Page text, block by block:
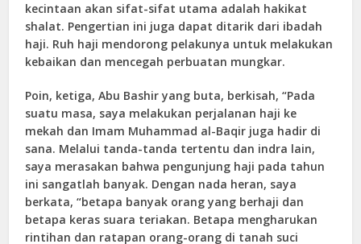
kecintaan akan sifat-sifat utama adalah hakikat
shalat. Pengertian ini juga dapat ditarik dari ibadah
haji. Ruh haji mendorong pelakunya untuk melakukan
kebaikan dan mencegah perbuatan mungkar.
Poin, ketiga, Abu Bashir yang buta, berkisah, “Pada
suatu masa, saya melakukan perjalanan haji ke
mekah dan Imam Muhammad al-Baqir juga hadir di
sana. Melalui tanda-tanda tertentu dan indra lain,
saya merasakan bahwa pengunjung haji pada tahun
ini sangatlah banyak. Dengan nada heran, saya
berkata, “betapa banyak orang yang berhaji dan
betapa keras suara teriakan. Betapa mengharukan
rintihan dan ratapan orang-orang di tanah suci